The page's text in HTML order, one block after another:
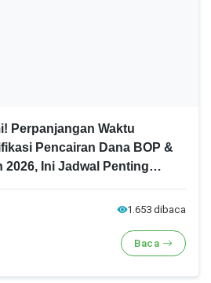
Perpanjangan Waktu
Pencairan Dana BOP &
2026, Ini Jadwal Penting
1.653 dibaca
Baca